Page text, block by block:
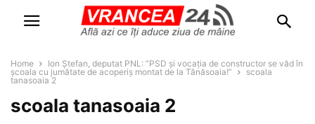
Home
Ion Ștefan, deputat PNL: ”PSD și vocația de constructor se văd în
școala cu jumătate de acoperiș montat de la Tănăsoaia!”
scoala
tanasoaia 2
scoala tanasoaia 2